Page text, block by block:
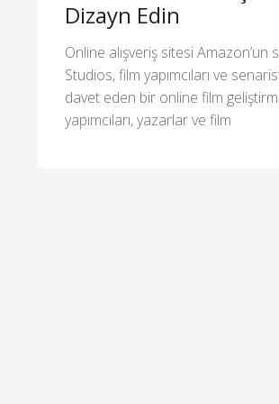
Dizayn Edin
Online alışveriş sitesi
Studios, film yapımcıları ve
davet eden bir online film
yapımcıları, yazarlar ve film